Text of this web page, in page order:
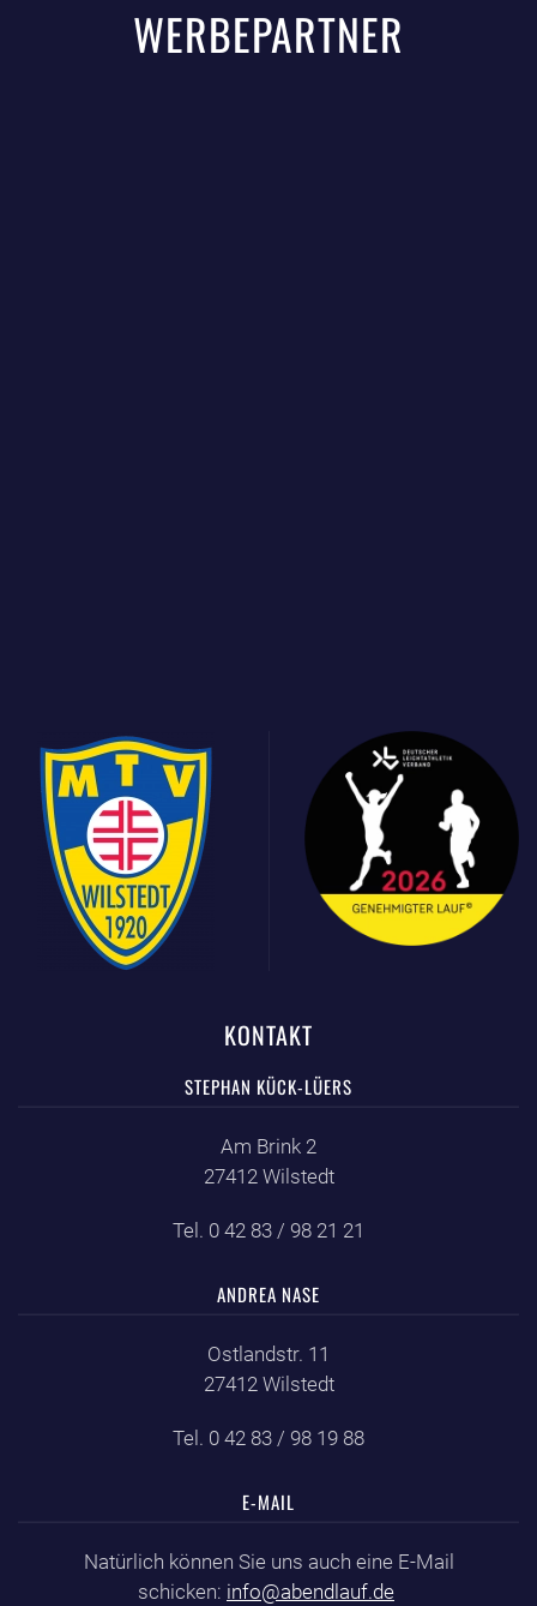
WERBEPARTNER
KONTAKT
STEPHAN KÜCK-LÜERS
Am Brink 2
27412 Wilstedt
Tel. 0 42 83 / 98 21 21
ANDREA NASE
Ostlandstr. 11
27412 Wilstedt
Tel. 0 42 83 / 98 19 88
E-MAIL
Natürlich können Sie uns auch eine E-Mail
schicken: info@abendlauf.de